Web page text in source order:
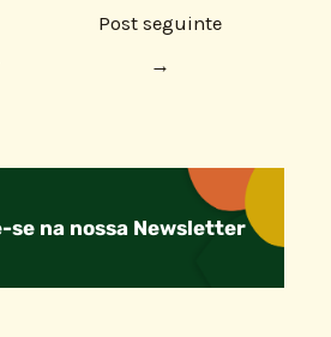
Post seguinte
→
se na nossa Newsletter